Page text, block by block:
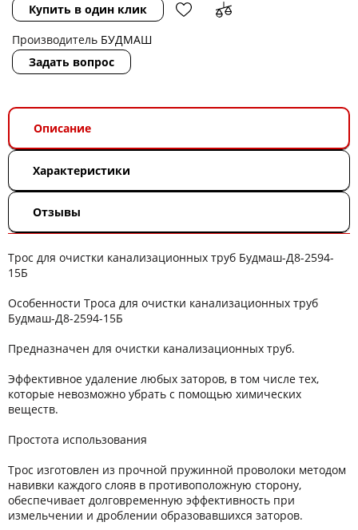
Купить в один клик
Производитель БУДМАШ
Задать вопрос
Описание
Характеристики
Отзывы
Трос для очистки канализационных труб Будмаш-Д8-2594-
15Б
Особенности Троса для очистки канализационных труб
Будмаш-Д8-2594-15Б
Предназначен для очистки канализационных труб.
Эффективное удаление любых заторов, в том числе тех,
которые невозможно убрать с помощью химических
веществ.
Простота использования
Трос изготовлен из прочной пружинной проволоки методом
навивки каждого слояв в противоположную сторону,
обеспечивает долговременную эффективность при
измельчении и дроблении образовавшихся заторов.